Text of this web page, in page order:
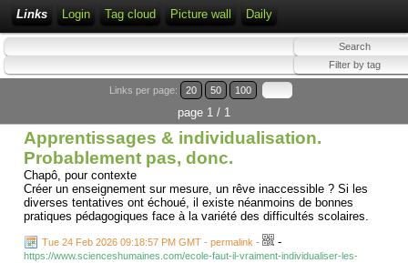
Links Login Tag cloud Picture wall Daily
Links per page: 20 50 100
page 1 / 1
Apprentissages & individualisation.
Probablement pas, donc.
Chapô, pour contexte
Créer un enseignement sur mesure, un rêve inaccessible ? Si les
diverses tentatives ont échoué, il existe néanmoins de bonnes
pratiques pédagogiques face à la variété des difficultés scolaires.
Tue 24 Feb 2026 09:18:57 PM GMT - permalink - -
https://www.scienceshumaines.com/ecole-faut-il-vraiment-individualiser-les-